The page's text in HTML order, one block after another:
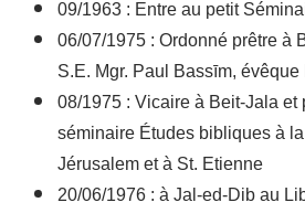
09/1963 : Entre au petit
06/07/1975 : Ordonné prêtre à
S.E. Mgr. Paul Bassīm,
08/1975 : Vicaire à Beit-Jala
séminaire Études bibliques à
Jérusalem et à St. Etienne
20/06/1976 : à Jal-ed-Dib au